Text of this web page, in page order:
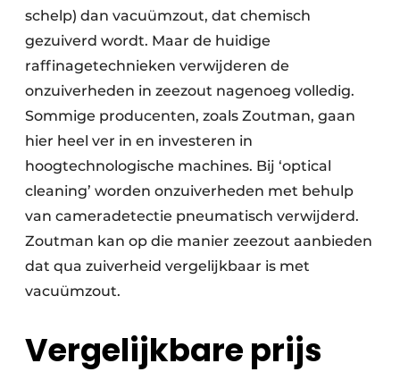
schelp) dan vacuümzout, dat chemisch
gezuiverd wordt. Maar de huidige
raffinagetechnieken verwijderen de
onzuiverheden in zeezout nagenoeg volledig.
Sommige producenten, zoals Zoutman, gaan
hier heel ver in en investeren in
hoogtechnologische machines. Bij ‘optical
cleaning’ worden onzuiverheden met behulp
van cameradetectie pneumatisch verwijderd.
Zoutman kan op die manier zeezout aanbieden
dat qua zuiverheid vergelijkbaar is met
vacuümzout.
Vergelijkbare prijs